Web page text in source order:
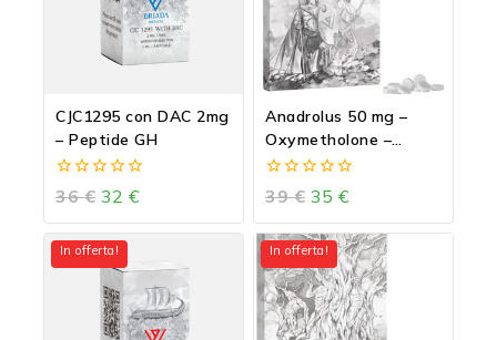
CJC1295 con DAC 2mg
– Peptide GH
0
out
of
5
36€ 32 €
Anadrolus 50 mg –
Oxymetholone –
Anadrol
0
out
of
5
39€ 35 €
In offerta! In offerta!